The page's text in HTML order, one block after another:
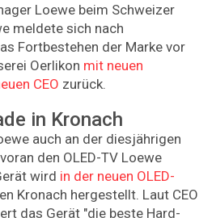
Loewe beim Schweizer
meldete sich nach
Fortbestehen der Marke vor
Oerlikon mit neuen
CEO zurück.
in Kronach
auch an der diesjährigen
den OLED-TV Loewe
wird in der neuen OLED-
Kronach hergestellt. Laut CEO
das Gerät "die beste Hard-